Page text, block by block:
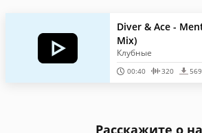
Diver & Ace -
Mix)
Клубные
00:40 320 569
Расскажите о